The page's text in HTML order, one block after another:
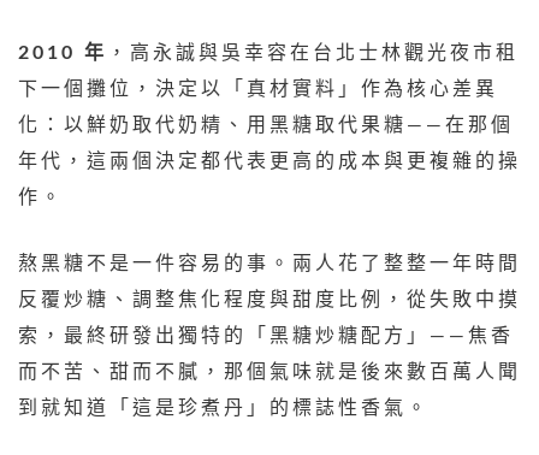
2010 年 ，高永誠與吳幸容在台北士林觀光夜市租
下一個攤位，決定以「真材實料」作為核心差異
化：以鮮奶取代奶精、用黑糖取代果糖——在那個
年代，這兩個決定都代表更高的成本與更複雜的操
作。
熬黑糖不是一件容易的事。兩人花了整整一年時間
反覆炒糖、調整焦化程度與甜度比例，從失敗中摸
索，最終研發出獨特的「黑糖炒糖配方」——焦香
而不苦、甜而不膩，那個氣味就是後來數百萬人聞
到就知道「這是珍煮丹」的標誌性香氣。